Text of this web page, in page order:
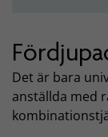
Det är bara
anställda med